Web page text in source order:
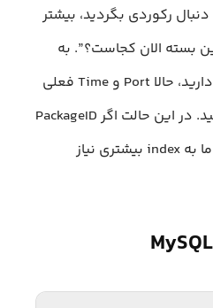
رکوردی بگردید، بیشتر
بسته الان کجاست؟”. به
عبارت دیگر PackageID را دارید، حالا Port و Time فعلی
بسته را به من تحویل دهید. در این حالت اگر PackageID
بخشی از کلید اصلی نبود ما به index بیشتری نیاز